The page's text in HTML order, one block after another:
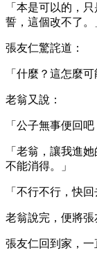
「本是可以的，
誓，這個改不了。
張友仁驚詫道：
「什麼？這怎麼
老翁又說：
「公子無事便回
「老翁，讓我進
不能消得。」
「不行不行，快
老翁說完，便將張
張友仁回到家，一